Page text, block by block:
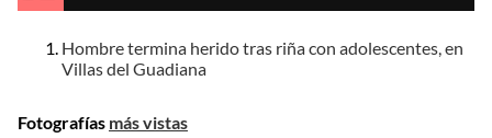
Hombre termina herido tras riña con adolescentes, en
Villas del Guadiana
Fotografías más vistas